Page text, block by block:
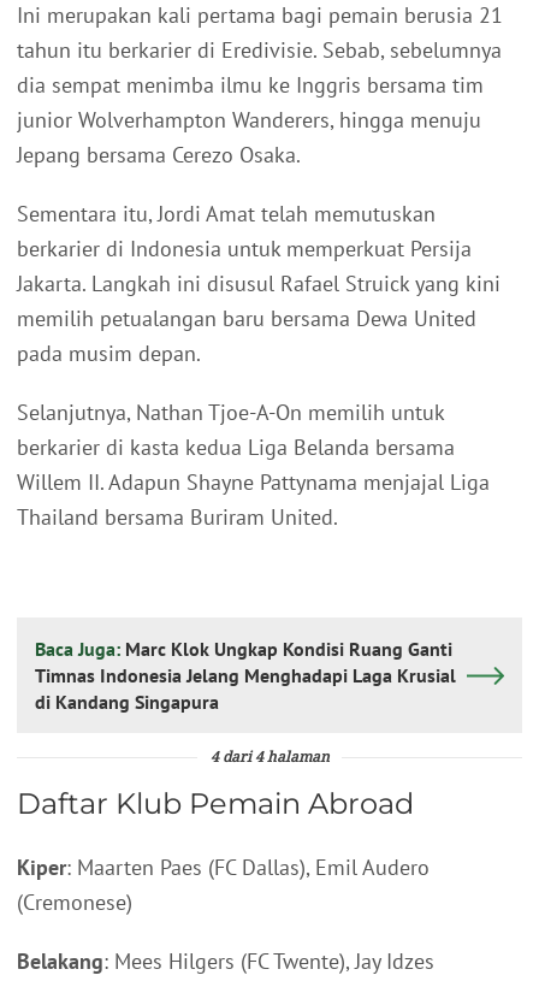
Ini merupakan kali pertama bagi pemain berusia 21
tahun itu berkarier di Eredivisie. Sebab, sebelumnya
dia sempat menimba ilmu ke Inggris bersama tim
junior Wolverhampton Wanderers, hingga menuju
Jepang bersama Cerezo Osaka.
Sementara itu, Jordi Amat telah memutuskan
berkarier di Indonesia untuk memperkuat Persija
Jakarta. Langkah ini disusul Rafael Struick yang kini
memilih petualangan baru bersama Dewa United
pada musim depan.
Selanjutnya, Nathan Tjoe-A-On memilih untuk
berkarier di kasta kedua Liga Belanda bersama
Willem II. Adapun Shayne Pattynama menjajal Liga
Thailand bersama Buriram United.
Baca Juga: Marc Klok Ungkap Kondisi Ruang Ganti
Timnas Indonesia Jelang Menghadapi Laga Krusial
di Kandang Singapura
4 dari 4 halaman
Daftar Klub Pemain Abroad
Kiper: Maarten Paes (FC Dallas), Emil Audero
(Cremonese)
Belakang: Mees Hilgers (FC Twente), Jay Idzes